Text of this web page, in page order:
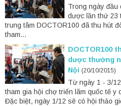
Trong ngày đầu
dược lần thứ 23
trung tâm DOCTOR100 đã thu hút
tham...
DOCTOR100
dược thường
Nội (20/10/2015)
Từ ngày 1 - 3/
tham gia hội chợ triển lãm quốc tế y
Đặc biệt, ngày 1/12 sẽ có hội thảo